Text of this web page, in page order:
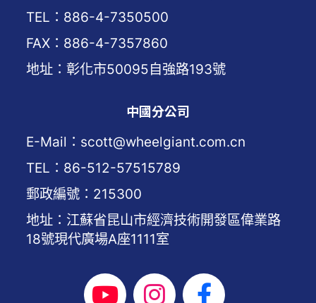
TEL：886-4-7350500
FAX：886-4-7357860
地址：彰化市50095自強路193號
中國分公司
E-Mail：scott@wheelgiant.com.cn
TEL：86-512-57515789
郵政編號：215300
地址：江蘇省昆山市經濟技術開發區偉業路
18號現代廣場A座1111室